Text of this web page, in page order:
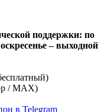
поддержки: по
– выходной
/ MAX)